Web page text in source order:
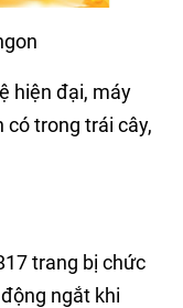
hiện đại, máy
có trong trái cây,
trang bị chức
ngắt khi